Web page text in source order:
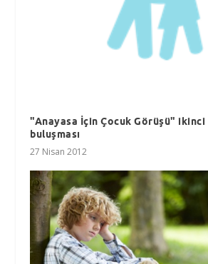
"Anayasa İçin Çocuk Görüşü" ikinci
buluşması
27 Nisan 2012